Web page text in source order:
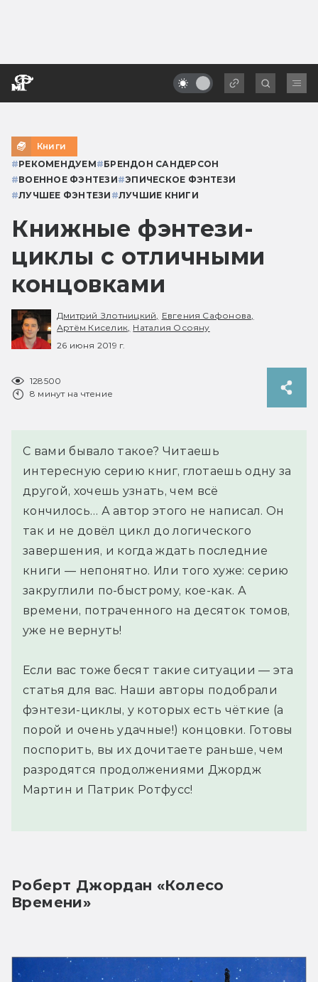
Книги
#РЕКОМЕНДУЕМ#БРЕНДОН САНДЕРСОН
#ВОЕННОЕ ФЭНТЕЗИ#ЭПИЧЕСКОЕ ФЭНТЕЗИ
#ЛУЧШЕЕ ФЭНТЕЗИ #ЛУЧШИЕ КНИГИ
Книжные фэнтези-
циклы с отличными
концовками
Дмитрий Злотницкий,
Евгения Сафонова,
Артём Киселик, Наталия Осояну
26 июня 2019 г.
128500
8 минут на чтение
С вами бывало такое? Читаешь
интересную серию книг, глотаешь одну за
другой, хочешь узнать, чем всё
кончилось… А автор этого не написал. Он
так и не довёл цикл до логического
завершения, и когда ждать последние
книги — непонятно. Или того хуже: серию
закруглили по-быстрому, кое-как. А
времени, потраченного на десяток томов,
уже не вернуть!
Если вас тоже бесят такие ситуации — эта
статья для вас. Наши авторы подобрали
фэнтези-циклы, у которых есть чёткие (а
порой и очень удачные!) концовки. Готовы
поспорить, вы их дочитаете раньше, чем
разродятся продолжениями Джордж
Мартин и Патрик Ротфусс!
Роберт Джордан «Колесо
Времени»